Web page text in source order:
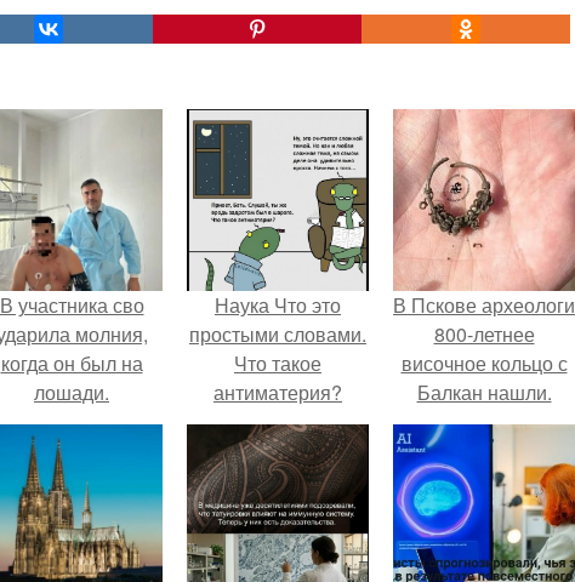
В участника сво
молния,
когда он был на
лошади.
Наука Что это
простыми словами.
Что такое
антиматерия?
В Пскове археологи
800-летнее
височное кольцо с
Балкан нашли.